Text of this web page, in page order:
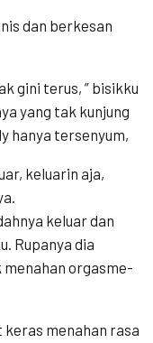
dan berkesan
gini terus, ” bisikku
yang tak kunjung
hanya tersenyum,
keluarin aja,
keluar dan
Rupanya dia
orgasme-
keras menahan rasa